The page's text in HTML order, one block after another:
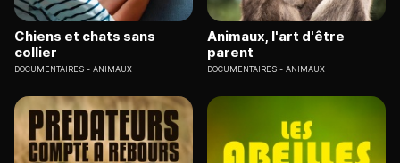
Chiens et chats sans
collier
DOCUMENTAIRES ANIMAUX
Animaux, l'art d'être
parent
DOCUMENTAIRES ANIMAUX